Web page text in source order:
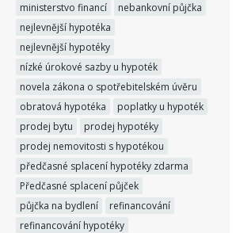
ministerstvo financí
nebankovní půjčka
nejlevnější hypotéka
nejlevnější hypotéky
nízké úrokové sazby u hypoték
novela zákona o spotřebitelském úvěru
obratová hypotéka
poplatky u hypoték
prodej bytu
prodej hypotéky
prodej nemovitosti s hypotékou
předčasné splacení hypotéky zdarma
Předčasné splacení půjček
půjčka na bydlení
refinancování
refinancování hypotéky